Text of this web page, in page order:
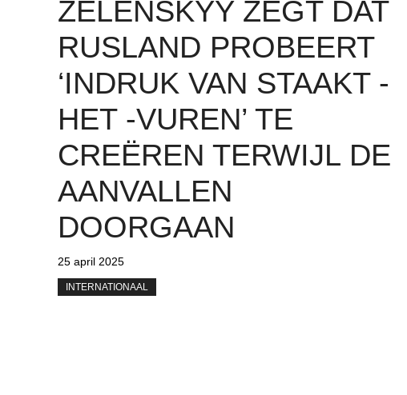
ZELENSKYY ZEGT DAT
RUSLAND PROBEERT
‘INDRUK VAN STAAKT -
HET -VUREN’ TE
CREËREN TERWIJL DE
AANVALLEN
DOORGAAN
25 april 2025
INTERNATIONAAL